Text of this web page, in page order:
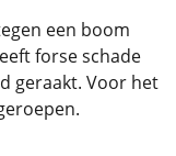
een boom
forse schade
geraakt. Voor het